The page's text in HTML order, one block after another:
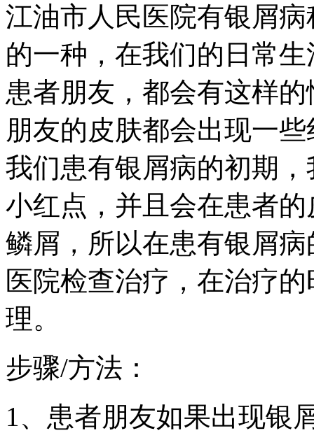
江油市人民医院有银屑
的一种，在我们的日常
患者朋友，都会有这样
朋友的皮肤都会出现一
我们患有银屑病的初期
小红点，并且会在患者
鳞屑，所以在患有银屑
医院检查治疗，在治疗
理。
步骤/方法：
1、患者朋友如果出现银